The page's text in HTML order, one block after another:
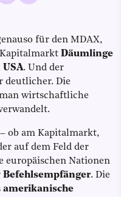
für den MDAX,
Kapitalmarkt Däumlinge
. Und der
deutlicher. Die
wirtschaftliche
– ob am Kapitalmarkt,
auf dem Feld der
europäischen Nationen
Befehlsempfänger. Die
amerikanische